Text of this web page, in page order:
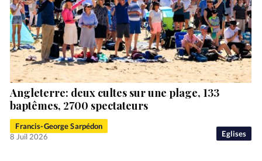
Eglises
Angleterre: deux cultes sur une plage, 133
baptêmes, 2700 spectateurs
Francis-George Sarpédon
8 Juil 2026